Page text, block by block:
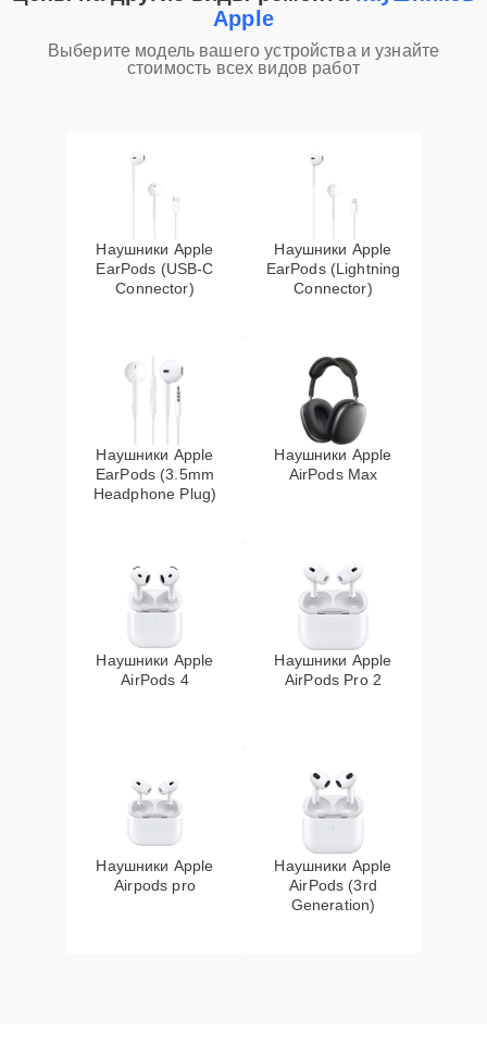
Apple
Выберите модель вашего устройства и узнайте
стоимость всех видов работ
Наушники Apple
EarPods (USB-C
Connector)
Наушники Apple
EarPods (Lightning
Connector)
Наушники Apple
EarPods (3.5mm
Headphone Plug)
Наушники Apple
AirPods Max
Наушники Apple
AirPods 4
Наушники Apple
AirPods Pro 2
Наушники Apple
Airpods pro
Наушники Apple
AirPods (3rd
Generation)